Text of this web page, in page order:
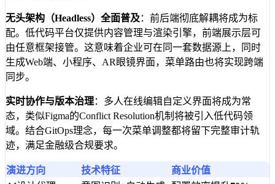
无头架构（Headless）全面普及：前后端彻底解耦将成为标
配。低代码平台仅提供内容管理与渲染引擎，前端展示层可
由任意框架接管。这意味着企业可在同一套数据源上，同时
生成Web端、小程序、AR眼镜界面，菜单路由也将实现跨端
同步。
实时协作与版本治理：多人在线编辑自定义界面将成为常
态，类似Figma的Conflict Resolution机制将被引入低代码领
域。结合GitOps理念，每一次菜单调整都将留下完整审计轨
迹，满足金融级合规要求。
演进方向 技术特征
商业价值